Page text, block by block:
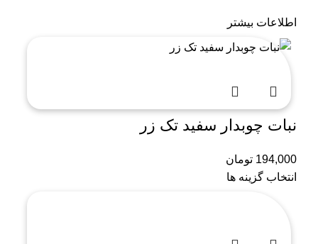
اطلاعات بیشتر
نبات چوبدار سفید تک زر
194,000 تومان
انتخاب گزینه ها